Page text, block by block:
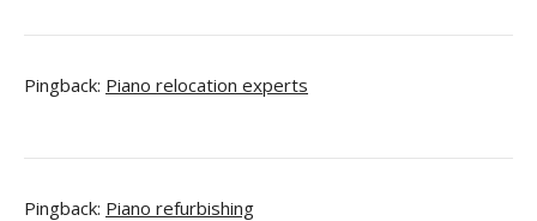
Pingback: Piano relocation experts
Pingback: Piano refurbishing